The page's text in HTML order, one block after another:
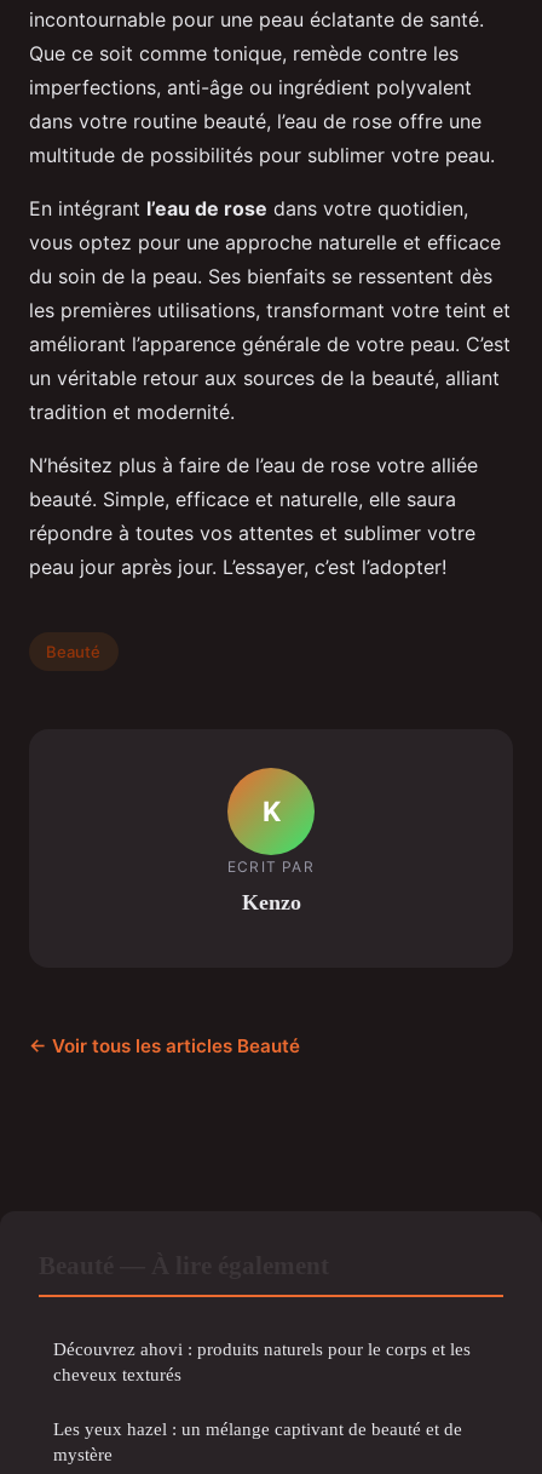
incontournable pour une peau éclatante de santé.
Que ce soit comme tonique, remède contre les
imperfections, anti-âge ou ingrédient polyvalent
dans votre routine beauté, l’eau de rose offre une
multitude de possibilités pour sublimer votre peau.
En intégrant l’eau de rose dans votre quotidien,
vous optez pour une approche naturelle et efficace
du soin de la peau. Ses bienfaits se ressentent dès
les premières utilisations, transformant votre teint et
améliorant l’apparence générale de votre peau. C’est
un véritable retour aux sources de la beauté, alliant
tradition et modernité.
N’hésitez plus à faire de l’eau de rose votre alliée
beauté. Simple, efficace et naturelle, elle saura
répondre à toutes vos attentes et sublimer votre
peau jour après jour. L’essayer, c’est l’adopter!
Beauté
K
ECRIT PAR
Kenzo
← Voir tous les articles Beauté
Découvrez ahovi : produits naturels pour le corps et les
cheveux texturés
Les yeux hazel : un mélange captivant de beauté et de
mystère